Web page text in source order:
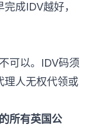
成IDV越好，
可以。IDV码须
理人无权代领或
所有英国公